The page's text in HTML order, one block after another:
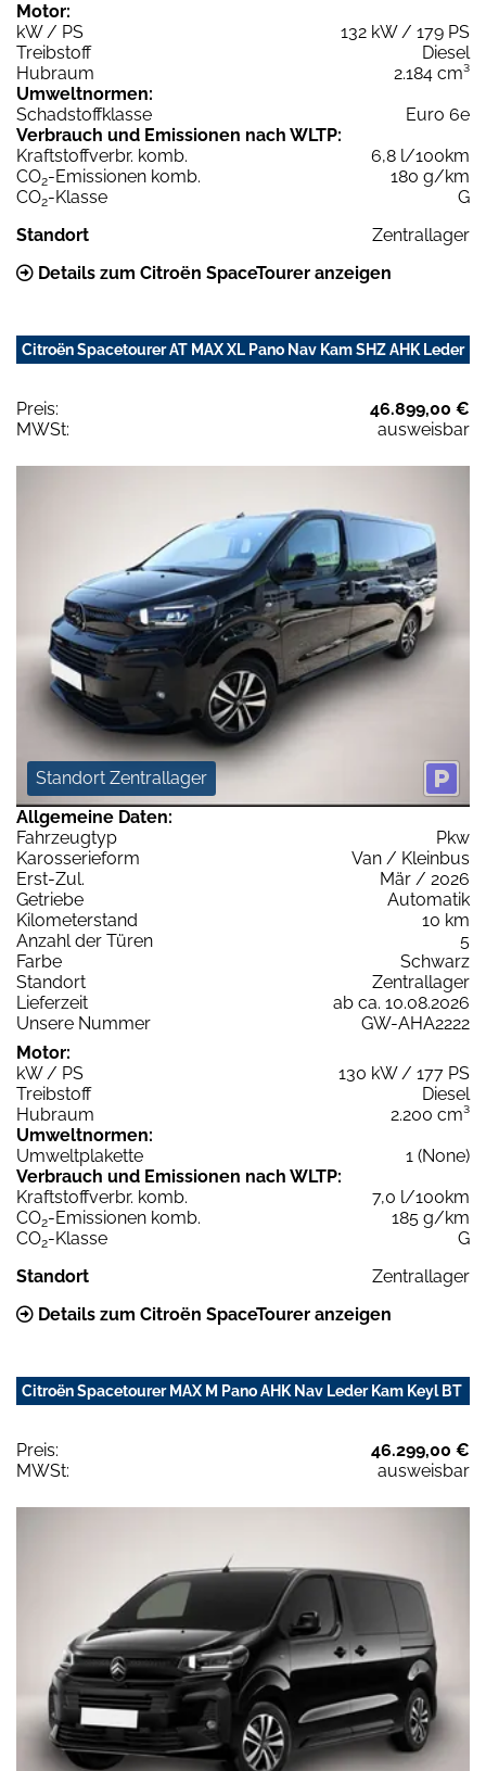
Motor:
kW / PS
132 kW / 179 PS
Treibstoff
Diesel
Hubraum
2.184 cm³
Umweltnormen:
Schadstoffklasse
Euro 6e
Verbrauch und Emissionen nach WLTP:
Kraftstoffverbr. komb.
6,8 l/100km
CO2-Emissionen komb.
180 g/km
CO2-Klasse
G
Standort
Zentrallager
Details zum Citroën SpaceTourer anzeigen
Citroën Spacetourer AT MAX XL Pano Nav Kam SHZ AHK Leder
Preis:
46.899,00 €
MWSt:
ausweisbar
Standort Zentrallager
Allgemeine Daten:
Fahrzeugtyp
Pkw
Karosserieform
Van / Kleinbus
Erst-Zul.
Mär / 2026
Getriebe
Automatik
Kilometerstand
10 km
Anzahl der Türen
5
Farbe
Schwarz
Standort
Zentrallager
Lieferzeit
ab ca. 10.08.2026
Unsere Nummer
GW-AHA2222
Motor:
kW / PS
130 kW / 177 PS
Treibstoff
Diesel
Hubraum
2.200 cm³
Umweltnormen:
Umweltplakette
1 (None)
Verbrauch und Emissionen nach WLTP:
Kraftstoffverbr. komb.
7,0 l/100km
CO2-Emissionen komb.
185 g/km
CO2-Klasse
G
Standort
Zentrallager
Details zum Citroën SpaceTourer anzeigen
Citroën Spacetourer MAX M Pano AHK Nav Leder Kam Keyl BT
Preis:
46.299,00 €
MWSt:
ausweisbar